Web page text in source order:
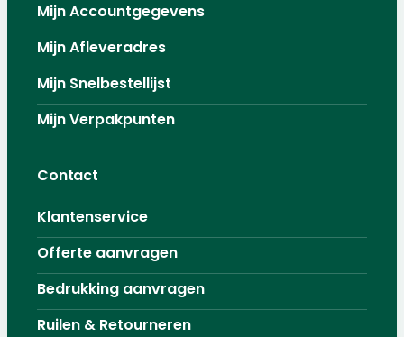
Mijn Accountgegevens
Mijn Afleveradres
Mijn Snelbestellijst
Mijn Verpakpunten
Contact
Klantenservice
Offerte aanvragen
Bedrukking aanvragen
Ruilen & Retourneren